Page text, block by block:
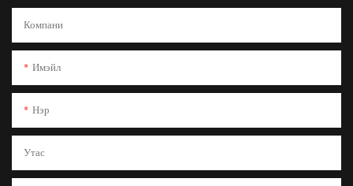
Компани
Имэйл
Нэр
Утас